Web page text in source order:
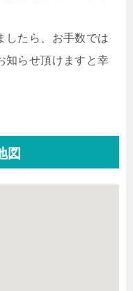
したら、お手数では
知らせ頂けますと幸
図